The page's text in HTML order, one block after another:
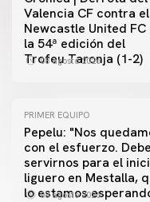
Valencia CF contra el
Newcastle United FC
la 54ª edición del
Trofeu Taronja (1-2)
08 agosto 2026
PRIMER EQUIPO
Pepelu: "Nos
con el esfuerzo. Debe
servirnos para el
liguero en Mestalla,
lo estamos
08 agosto 2026
PRIMER EQUIPO
Las fotos del